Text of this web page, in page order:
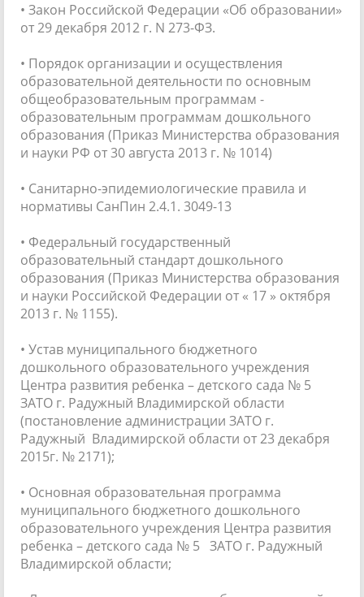
• Закон Российской Федерации «Об образовании»
от 29 декабря 2012 г. N 273-ФЗ.
• Порядок организации и осуществления
образовательной деятельности по основным
общеобразовательным программам -
образовательным программам дошкольного
образования (Приказ Министерства образования
и науки РФ от 30 августа 2013 г. № 1014)
• Санитарно-эпидемиологические правила и
нормативы СанПин 2.4.1. 3049-13
• Федеральный государственный
образовательный стандарт дошкольного
образования (Приказ Министерства образования
и науки Российской Федерации от « 17 » октября
2013 г. № 1155).
• Устав муниципального бюджетного
дошкольного образовательного учреждения
Центра развития ребенка – детского сада № 5
ЗАТО г. Радужный Владимирской области
(постановление администрации ЗАТО г.
Радужный Владимирской области от 23 декабря
2015г. № 2171);
• Основная образовательная программа
муниципального бюджетного дошкольного
образовательного учреждения Центра развития
ребенка – детского сада № 5 ЗАТО г. Радужный
Владимирской области;